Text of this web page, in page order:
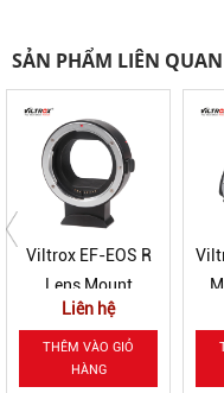
SẢN PHẨM LIÊN QUAN
Viltrox EF-EOS R
Lens Mount
Adapter
Liên hệ
THÊM VÀO GIỎ
HÀNG